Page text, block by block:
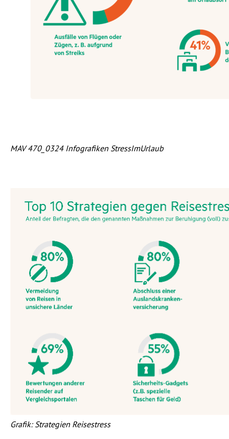
MAV 470_0324 Infografiken StressImUrlaub
Grafik: Strategien Reisestress